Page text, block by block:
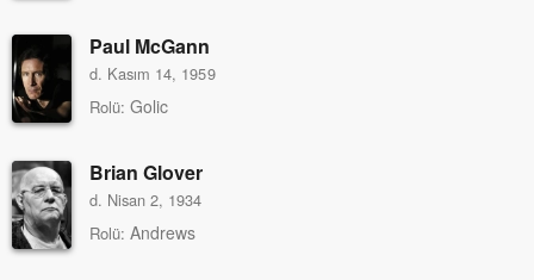
Paul McGann
d. Kasım 14, 1959
Rolü: Golic
Brian Glover
d. Nisan 2, 1934
Rolü: Andrews